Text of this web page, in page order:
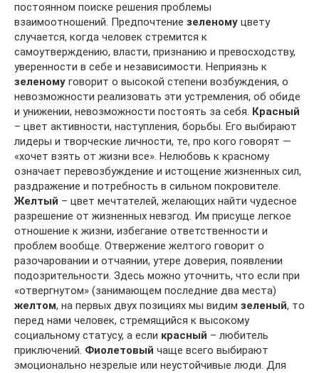
постоянном поиске решения проблемы
взаимоотношений. Предпочтение зеленому цвету
случается, когда человек стремится к
самоутверждению, власти, признанию и превосходству,
уверенности в себе и независимости. Неприязнь к
зеленому говорит о высокой степени возбуждения, о
невозможности реализовать эти устремления, об обиде
и унижении, невозможности постоять за себя. Красный
– цвет активности, наступления, борьбы. Его выбирают
лидеры и творческие личности, те, про кого говорят —
«хочет взять от жизни все». Нелюбовь к красному
означает перевозбуждение и истощение жизненных сил,
раздражение и потребность в сильном покровителе.
Желтый – цвет мечтателей, желающих найти чудесное
разрешение от жизненных невзгод. Им присуще легкое
отношение к жизни, избегание ответственности и
проблем вообще. Отвержение желтого говорит о
разочаровании и отчаянии, утере доверия, появлении
подозрительности. Здесь можно уточнить, что если при
«отвергнутом» (занимающем последние два места)
желтом, на первых двух позициях мы видим зеленый, то
перед нами человек, стремящийся к высокому
социальному статусу, а если красный – любитель
приключений. Фиолетовый чаще всего выбирают
эмоционально незрелые или неустойчивые люди. Для